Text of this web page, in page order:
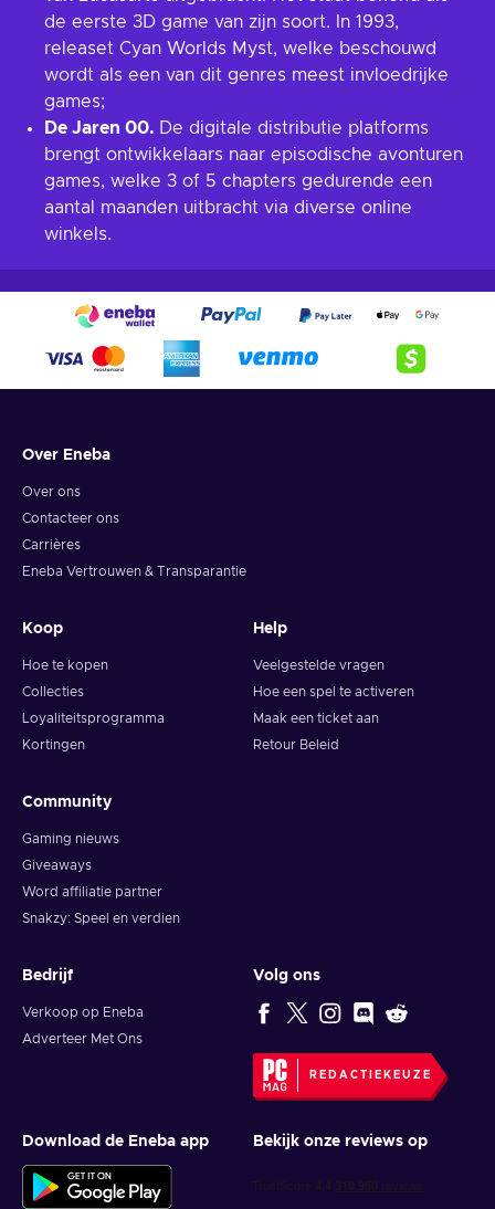
de eerste 3D game van zijn soort. In 1993,
releaset Cyan Worlds Myst, welke beschouwd
wordt als een van dit genres meest invloedrijke
games;
De Jaren 00. De digitale distributie platforms
brengt ontwikkelaars naar episodische avonturen
games, welke 3 of 5 chapters gedurende een
aantal maanden uitbracht via diverse online
winkels.
Over Eneba
Over ons
Contacteer ons
Carrières
Eneba Vertrouwen & Transparantie
Koop
Hoe te kopen
Collecties
Loyaliteitsprogramma
Kortingen
Help
Veelgestelde vragen
Hoe een spel te activeren
Maak een ticket aan
Retour Beleid
Community
Gaming nieuws
Giveaways
Word affiliatie partner
Snakzy: Speel en verdien
Bedrijf
Verkoop op Eneba
Adverteer Met Ons
Volg ons
REDACTIEKEUZE
Download de Eneba app Bekijk onze reviews op